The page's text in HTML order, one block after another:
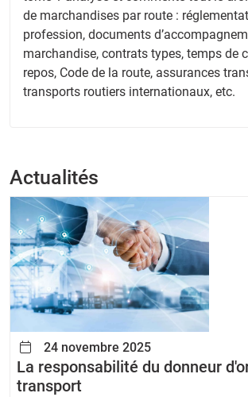
de marchandises par route :
profession, documents
marchandise, contrats types, temps de
repos, Code de la route, assurances
transports routiers internationaux, etc.
Actualités
24 novembre 2025
La responsabilité du donneur
transport